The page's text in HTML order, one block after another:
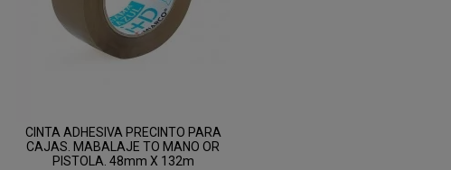
CINTA ADHESIVA PRECINTO PARA
CAJAS. MABALAJE TO MANO OR
PISTOLA. 48mm X 132m